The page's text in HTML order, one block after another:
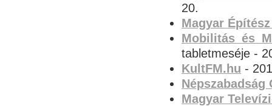
20.
Magyar
Mobilitás és
tabletmeséje -
KultFM.hu -
Népszabadság
Magyar